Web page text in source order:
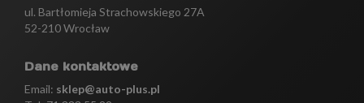
ul. Bartłomieja Strachowskiego 27A
52-210 Wrocław
Dane kontaktowe
Email: sklep@auto-plus.pl